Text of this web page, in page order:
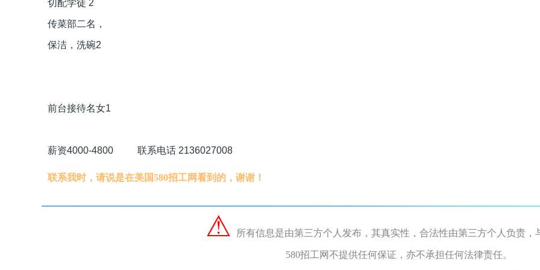
切配学徒 2
传菜部二名，
保洁，洗碗2
前台接待名女1
薪资4000-4800 联系电话 2136027008
联系我时，请说是在美国580招工网看到的，谢谢！
⚠︎ 所有信息是由第三方个人发布，其真实性，合法性由第三方个人负责，
580招工网不提供任何保证，亦不承担任何法律责任。